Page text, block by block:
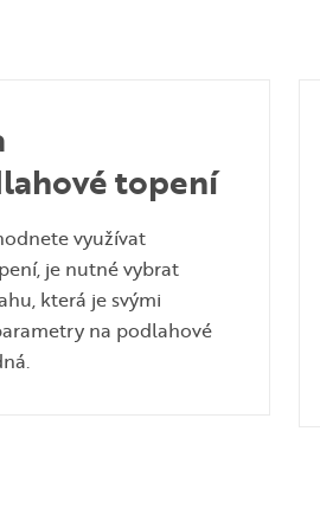
topení
využívat
je nutné vybrat
která je svými
na podlahové